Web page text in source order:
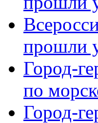
прошли
Город-
по
Город-